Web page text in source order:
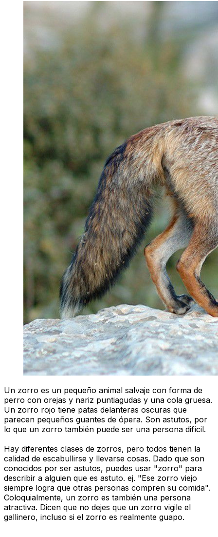
Un zorro es un pequeño animal salvaje con forma de
perro con orejas y nariz puntiagudas y una cola gruesa.
Un zorro rojo tiene patas delanteras oscuras que
parecen pequeños guantes de ópera. Son astutos, por
lo que un zorro también puede ser una persona difícil.
Hay diferentes clases de zorros, pero todos tienen la
calidad de escabullirse y llevarse cosas. Dado que son
conocidos por ser astutos, puedes usar "zorro" para
describir a alguien que es astuto. ej. "Ese zorro viejo
siempre logra que otras personas compren su comida".
Coloquialmente, un zorro es también una persona
atractiva. Dicen que no dejes que un zorro vigile el
gallinero, incluso si el zorro es realmente guapo.